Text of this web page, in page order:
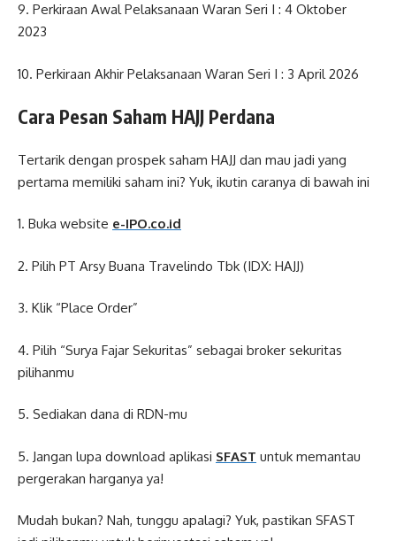
9. Perkiraan Awal Pelaksanaan Waran Seri I : 4 Oktober
2023
10. Perkiraan Akhir Pelaksanaan Waran Seri I : 3 April 2026
Cara Pesan Saham HAJJ Perdana
Tertarik dengan prospek saham HAJJ dan mau jadi yang
pertama memiliki saham ini? Yuk, ikutin caranya di bawah ini
1. Buka website e-IPO.co.id
2. Pilih PT Arsy Buana Travelindo Tbk (IDX: HAJJ)
3. Klik “Place Order”
4. Pilih “Surya Fajar Sekuritas” sebagai broker sekuritas
pilihanmu
5. Sediakan dana di RDN-mu
5. Jangan lupa download aplikasi SFAST untuk memantau
pergerakan harganya ya!
Mudah bukan? Nah, tunggu apalagi? Yuk, pastikan SFAST